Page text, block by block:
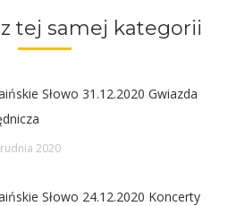
tej samej kategorii
Słowo 31.12.2020 Gwiazda
2020
Słowo 24.12.2020 Koncerty